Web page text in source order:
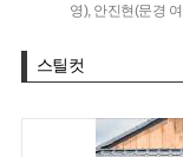
영), 안진현(문경
스틸컷